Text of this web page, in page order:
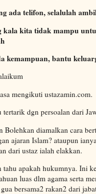
ada telifon, selalulah
kala kita tidak mampu
kemampuan, bantu
mengikuti ustazamin.com.
tertarik dgn persoalan dari
Bolehkan diamalkan cara
ajaran Islam? ataupun
dari ustaz ialah elakkan.
tahu apakah hukumnya. Ini
luas dlm agama serta
bersama2 rakan2 dari